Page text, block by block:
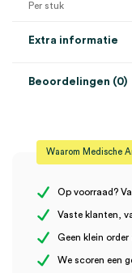
Per stuk
Extra informatie
Model
Steriel
Beoordelingen (0)
Er zijn nog geen
beoordelen
Waarom Medische
Op voorraad?
Vaste klanten,
Geen klein
We scoren een